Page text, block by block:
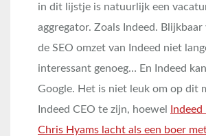
in dit lijstje is natuurlijk een
aggregator. Zoals Indeed.
de SEO omzet van Indeed niet
interessant genoeg… En Indeed
Google. Het is niet leuk om op dit
Indeed CEO te zijn, hoewel Indeed
Chris Hyams lacht als een boer